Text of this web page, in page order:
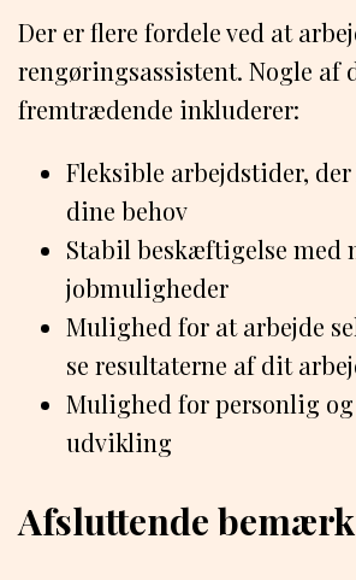
Der er flere fordele ved at
rengøringsassistent. Nogle af
fremtrædende inkluderer:
Fleksible arbejdstider,
dine behov
Stabil beskæftigelse med
jobmuligheder
Mulighed for at arbejde
se resultaterne af dit
Mulighed for personlig
udvikling
Afsluttende